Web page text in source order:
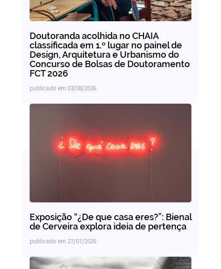
Doutoranda acolhida no CHAIA
classificada em 1.º lugar no painel de
Design, Arquitetura e Urbanismo do
Concurso de Bolsas de Doutoramento
FCT 2026
publicado em 03/08/2026
Exposição “¿De que casa eres?”: Bienal
de Cerveira explora ideia de pertença
publicado em 27/07/2026